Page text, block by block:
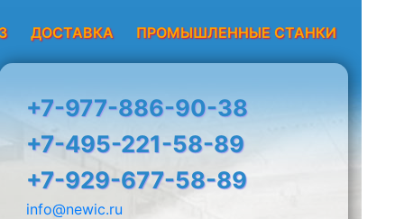
ДОСТАВКА ПРОМЫШЛЕННЫЕ СТАНКИ
+7-977-886-90-38
+7-495-221-58-89
+7-929-677-58-89
info@newic.ru